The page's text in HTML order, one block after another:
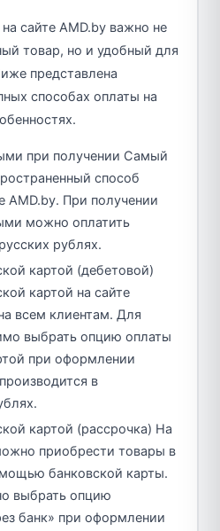
сайте AMD.by важно не
товар, но и удобный для
представлена
способах оплаты на
при получении Самый
способ
AMD.by. При получении
можно оплатить
рублях.
картой (дебетовой)
картой на сайте
всем клиентам. Для
выбрать опцию оплаты
при оформлении
в
картой (рассрочка) На
приобрести товары в
банковской карты.
выбрать опцию
банк» при оформлении